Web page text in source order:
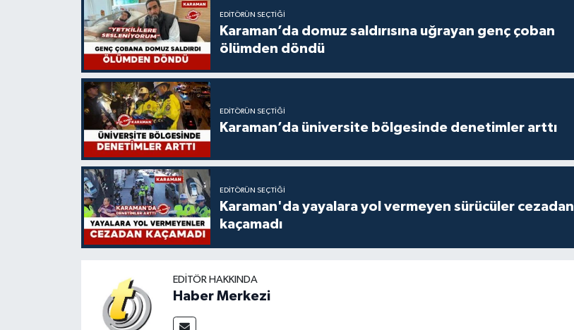
EDITÖRÜN SEÇTIĞI
Karaman’da domuz saldırısına uğrayan genç çoban
ölümden döndü
EDITÖRÜN SEÇTIĞI
Karaman’da üniversite bölgesinde denetimler arttı
EDITÖRÜN SEÇTIĞI
Karaman'da yayalara yol vermeyen sürücüler cezadan
kaçamadı
EDITÖR HAKKINDA
Haber Merkezi